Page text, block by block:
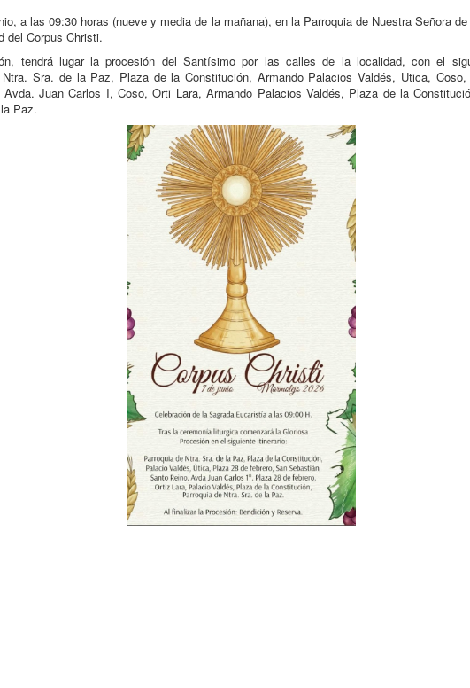
a las 09:30 horas (nueve y media de la mañana), en la Parroquia de Nuestra Señora
del Corpus Christi.
tendrá lugar la procesión del Santísimo por las calles de la localidad, con el
Ntra. Sra. de la Paz, Plaza de la Constitución, Armando Palacios Valdés, Utica, Coso,
Avda. Juan Carlos I, Coso, Orti Lara, Armando Palacios Valdés, Plaza de la
Paz.